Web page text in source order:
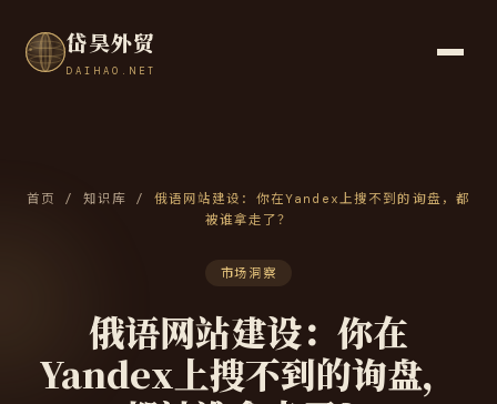
岱昊外贸
DAIHAO.NET
首页 / 知识库 / 俄语网站建设：你在Yandex上搜不到的询盘，都
被谁拿走了？
市场洞察
俄语网站建设：你在
Yandex上搜不到的询盘，